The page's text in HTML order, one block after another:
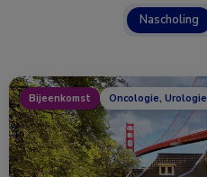
Nascholing
Bijeenkomst Oncologie, Urologie